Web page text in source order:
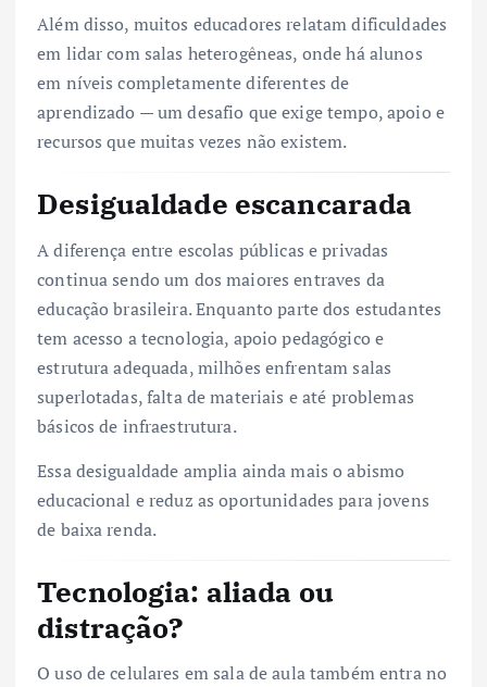
Além disso, muitos educadores relatam dificuldades
em lidar com salas heterogêneas, onde há alunos
em níveis completamente diferentes de
aprendizado — um desafio que exige tempo, apoio e
recursos que muitas vezes não existem.
Desigualdade escancarada
A diferença entre escolas públicas e privadas
continua sendo um dos maiores entraves da
educação brasileira. Enquanto parte dos estudantes
tem acesso a tecnologia, apoio pedagógico e
estrutura adequada, milhões enfrentam salas
superlotadas, falta de materiais e até problemas
básicos de infraestrutura.
Essa desigualdade amplia ainda mais o abismo
educacional e reduz as oportunidades para jovens
de baixa renda.
Tecnologia: aliada ou
distração?
O uso de celulares em sala de aula também entra no